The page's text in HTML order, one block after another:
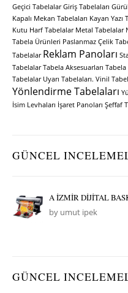
Geçici Tabelalar Giriş Tabelaları
Kapalı Mekan Tabelaları Kayan Yazı
Kutu Harf Tabelalar Metal Tabelalar
Tabela Ürünleri Paslanmaz Çelik
Tabelalar Reklam Panoları
Tabelalar Tabela Aksesuarları Tabela
Tabelalar Uyarı Tabelaları. Vinil
Yönlendirme Tabelaları
İsim Levhaları İşaret Panoları Şeffaf
GÜNCEL
A İZMİR DİJİTAL
by umut ipek
GÜNCEL